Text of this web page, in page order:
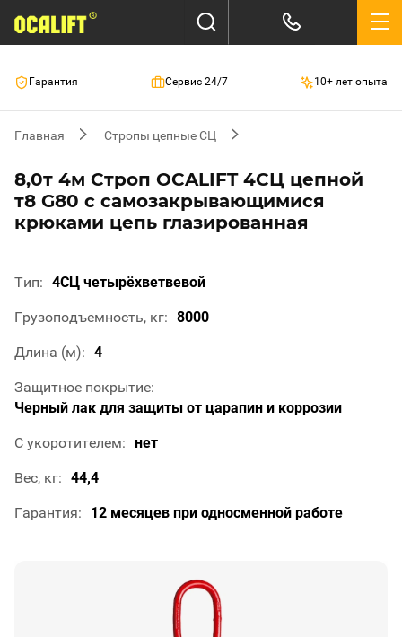
Гарантия Сервис 24/7 10+ лет опыта
Главная Стропы цепные СЦ
8,0т 4м Строп OCALIFT 4СЦ цепной
т8 G80 с самозакрывающимися
крюками цепь глазированная
Тип 4СЦ четырёхветвевой
Грузоподъемность, кг 8000
Длина (м) 4
Защитное покрытие
Черный лак для защиты от царапин и коррозии
С укоротителем нет
Вес, кг 44,4
Гарантия 12 месяцев при односменной работе